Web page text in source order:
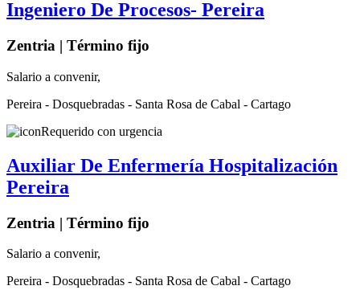
Ingeniero De Procesos- Pereira
Zentria | Término fijo
Salario a convenir,
Pereira - Dosquebradas - Santa Rosa de Cabal - Cartago
Requerido con urgencia
Auxiliar De Enfermería Hospitalización
Pereira
Zentria | Término fijo
Salario a convenir,
Pereira - Dosquebradas - Santa Rosa de Cabal - Cartago